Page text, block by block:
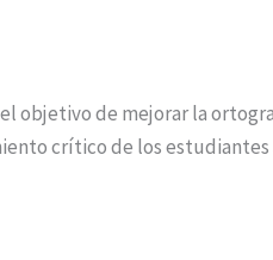
objetivo de mejorar la
crítico de los